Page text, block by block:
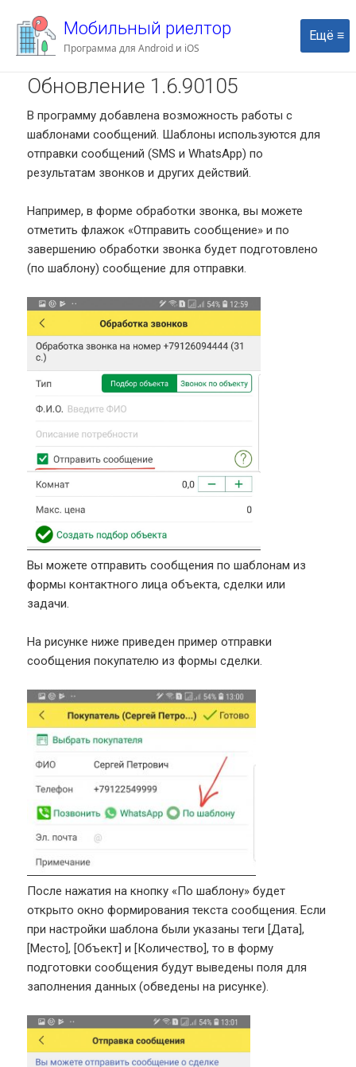
Мобильный риелтор
Программа для Android и iOS
Обновление 1.6.90105
В программу добавлена возможность работы с
шаблонами сообщений. Шаблоны используются для
отправки сообщений (SMS и WhatsApp) по
результатам звонков и других действий.
Например, в форме обработки звонка, вы можете
отметить флажок «Отправить сообщение» и по
завершению обработки звонка будет подготовлено
(по шаблону) сообщение для отправки.
Вы можете отправить сообщения по шаблонам из
формы контактного лица объекта, сделки или
задачи.
На рисунке ниже приведен пример отправки
сообщения покупателю из формы сделки.
После нажатия на кнопку «По шаблону» будет
открыто окно формирования текста сообщения. Если
при настройки шаблона были указаны теги [Дата],
[Место], [Объект] и [Количество], то в форму
подготовки сообщения будут выведены поля для
заполнения данных (обведены на рисунке).